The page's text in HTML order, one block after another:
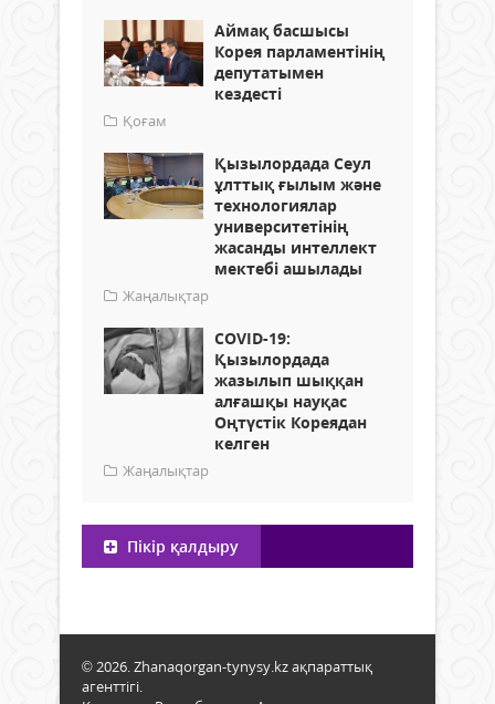
Аймақ басшысы
Корея парламентінің
депутатымен
кездесті
Қоғам
Қызылордада Сеул
ұлттық ғылым және
технологиялар
университетінің
жасанды интеллект
мектебі ашылады
Жаңалықтар
COVID-19:
Қызылордада
жазылып шыққан
алғашқы науқас
Оңтүстік Кореядан
келген
Жаңалықтар
Пікір қалдыру
© 2026. Zhanaqorgan-tynysy.kz ақпараттық
агенттігі.